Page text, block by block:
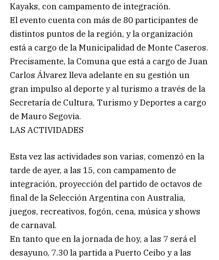
Kayaks, con campamento de integración.
El evento cuenta con más de 80 participantes de
distintos puntos de la región, y la organización
está a cargo de la Municipalidad de Monte Caseros.
Precisamente, la Comuna que está a cargo de Juan
Carlos Álvarez lleva adelante en su gestión un
gran impulso al deporte y al turismo a través de la
Secretaría de Cultura, Turismo y Deportes a cargo
de Mauro Segovia.
LAS ACTIVIDADES
Esta vez las actividades son varias, comenzó en la
tarde de ayer, a las 15, con campamento de
integración, proyección del partido de octavos de
final de la Selección Argentina con Australia,
juegos, recreativos, fogón, cena, música y shows
de carnaval.
En tanto que en la jornada de hoy, a las 7 será el
desayuno, 7.30 la partida a Puerto Ceibo y a las